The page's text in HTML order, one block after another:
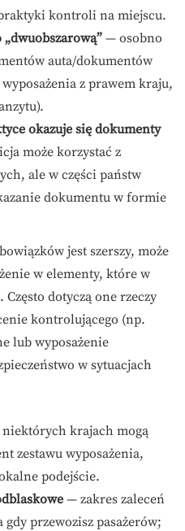
kontroli na miejscu.
— osobno
auta/dokumentów
z prawem kraju,
okazuje się dokumenty
może korzystać z
ale w części państw
dokumentu w formie
jest szerszy, może
w elementy, które w
dotyczą one rzeczy
kontrolującego (np.
lub wyposażenie
w sytuacjach
krajach mogą
zestawu wyposażenia,
podejście.
— zakres zaleceń
gdy przewozisz pasażerów;